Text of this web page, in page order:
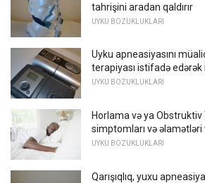
tahrişini aradan qaldırır
UYKU BOZUKLUKLARI
Uyku apneasiyasını
terapiyası istifadə edərək
UYKU BOZUKLUKLARI
Horlama və ya Obstruktiv
simptomları və əlamətləri
UYKU BOZUKLUKLARI
Qarışıqlıq, yuxu